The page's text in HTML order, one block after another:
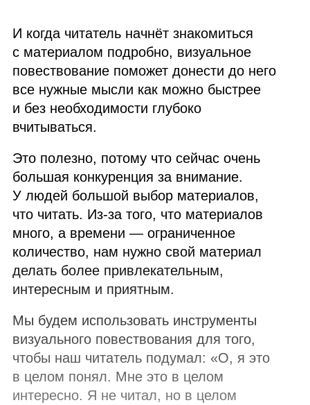
И когда читатель начнёт знакомиться
с материалом подробно, визуальное
повествование поможет донести до него
все нужные мысли как можно быстрее
и без необходимости глубоко
вчитываться.
Это полезно, потому что сейчас очень
большая конкуренция за внимание.
У людей большой выбор материалов,
что читать. Из‑за того, что материалов
много, а времени — ограниченное
количество, нам нужно свой материал
делать более привлекательным,
интересным и приятным.
Мы будем использовать инструменты
визуального повествования для того,
чтобы наш читатель подумал: «О, я это
в целом понял. Мне это в целом
интересно. Я не читал, но в целом